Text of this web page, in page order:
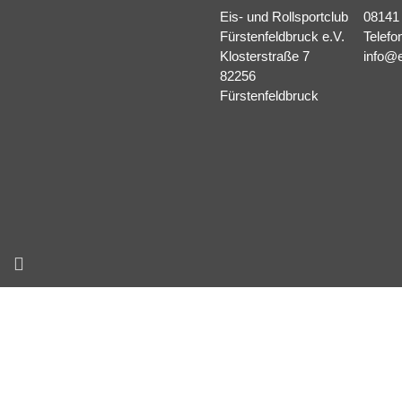
Eis- und Rollsportclub
Fürstenfeldbruck e.V.
Klosterstraße 7
82256
Fürstenfeldbruck